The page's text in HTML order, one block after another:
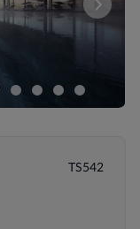
voor deze
TS542